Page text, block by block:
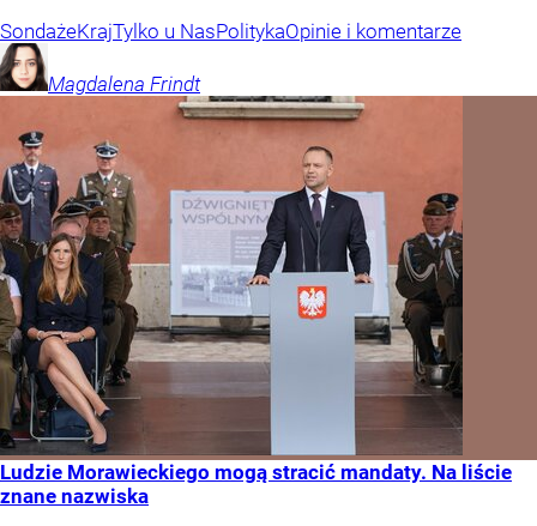
SondażeKrajTylko u NasPolitykaOpinie i komentarze
Magdalena Frindt
Ludzie Morawieckiego mogą stracić mandaty. Na liście
znane nazwiska